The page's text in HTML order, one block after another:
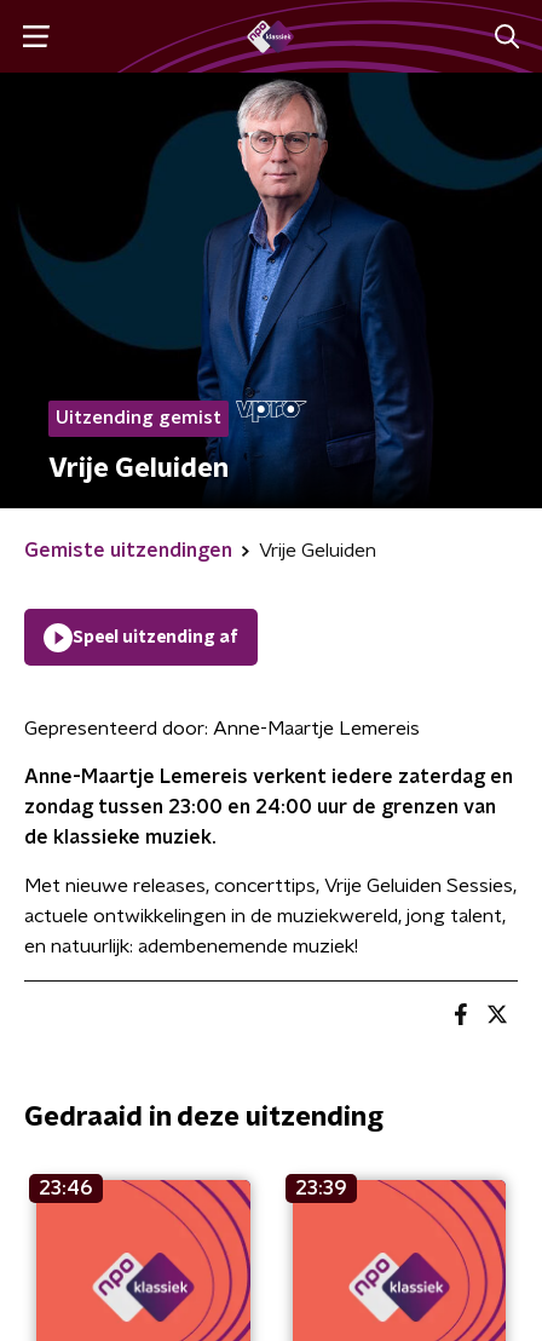
Uitzending gemist
Vrije Geluiden
Gemiste uitzendingen Vrije Geluiden
Speel uitzending af
Gepresenteerd door: Anne-Maartje Lemereis
Anne-Maartje Lemereis verkent iedere zaterdag en
zondag tussen 23:00 en 24:00 uur de grenzen van
de klassieke muziek.
Met nieuwe releases, concerttips, Vrije Geluiden Sessies,
actuele ontwikkelingen in de muziekwereld, jong talent,
en natuurlijk: adembenemende muziek!
Gedraaid in deze uitzending
23:46 23:39